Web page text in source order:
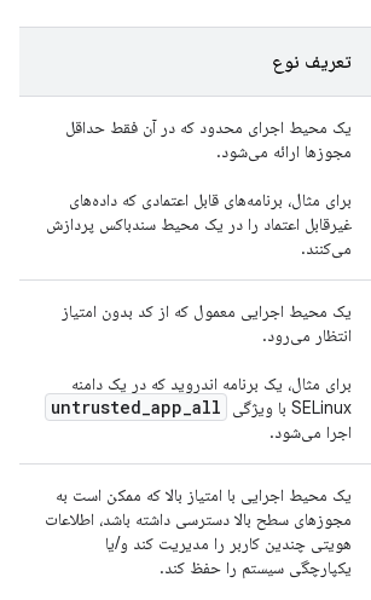
تعریف نوع
یک محیط اجرای محدود که در آن فقط حداقل
مجوزها ارائه می‌شود.
برای مثال، برنامه‌های قابل اعتمادی که داده‌های
غیرقابل اعتماد را در یک محیط سندباکس پردازش
می‌کنند.
یک محیط اجرایی معمول که از کد بدون امتیاز
انتظار می‌رود.
برای مثال، یک برنامه اندروید که در یک دامنه
SELinux با ویژگی
untrusted_app_all
اجرا می‌شود.
یک محیط اجرایی با امتیاز بالا که ممکن است به
مجوزهای سطح بالا دسترسی داشته باشد، اطلاعات
هویتی چندین کاربر را مدیریت کند و/یا
یکپارچگی سیستم را حفظ کند.